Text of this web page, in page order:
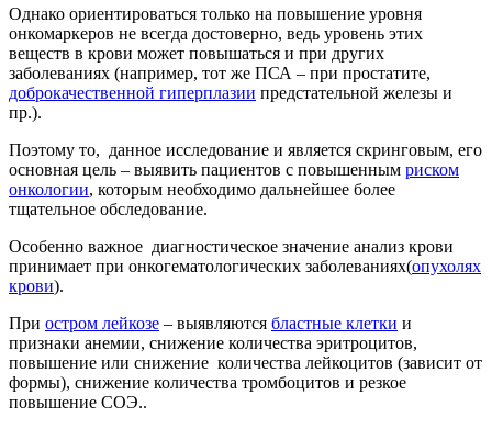
Однако ориентироваться только на повышение уровня
онкомаркеров не всегда достоверно, ведь уровень этих
веществ в крови может повышаться и при других
заболеваниях (например, тот же ПСА – при простатите,
доброкачественной гиперплазии предстательной железы и
пр.).
Поэтому то, данное исследование и является скринговым, его
основная цель – выявить пациентов с повышенным риском
онкологии, которым необходимо дальнейшее более
тщательное обследование.
Особенно важное диагностическое значение анализ крови
принимает при онкогематологических заболеваниях(опухолях
крови).
При остром лейкозе – выявляются бластные клетки и
признаки анемии, снижение количества эритроцитов,
повышение или снижение количества лейкоцитов (зависит от
формы), снижение количества тромбоцитов и резкое
повышение СОЭ..